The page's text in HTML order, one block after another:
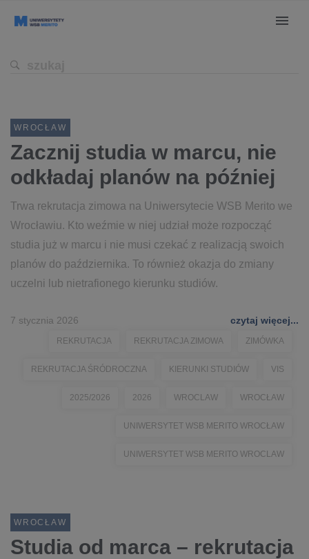
WROCŁAW
Zacznij studia w marcu, nie
odkładaj planów na później
Trwa rekrutacja zimowa na Uniwersytecie WSB Merito we
Wrocławiu. Kto weźmie w niej udział może rozpocząć
studia już w marcu i nie musi czekać z realizacją swoich
planów do października. To również okazja do zmiany
uczelni lub nietrafionego kierunku studiów.
7 stycznia 2026 czytaj więcej...
REKRUTACJA REKRUTACJA ZIMOWA ZIMÓWKA
REKRUTACJA ŚRÓDROCZNA KIERUNKI STUDIÓW VIS
2025/2026 2026 WROCLAW WROCŁAW
UNIWERSYTET WSB MERITO WROCŁAW
UNIWERSYTET WSB MERITO WROCLAW
WROCŁAW
Studia od marca – rekrutacja